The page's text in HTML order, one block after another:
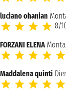
luciano ohanian
8/
FORZANI ELENA
Maddalena quinti